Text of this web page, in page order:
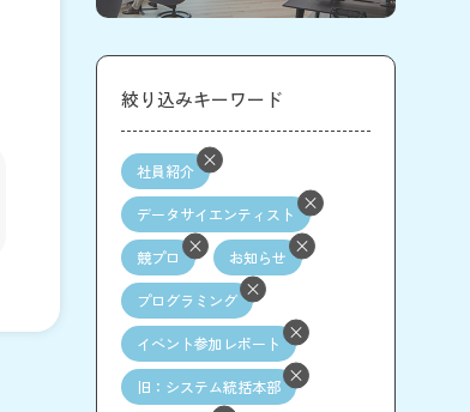
絞り込みキーワード
社員紹介
データサイエンティスト
競プロ お知らせ
プログラミング
イベント参加レポート
旧：システム統括本部